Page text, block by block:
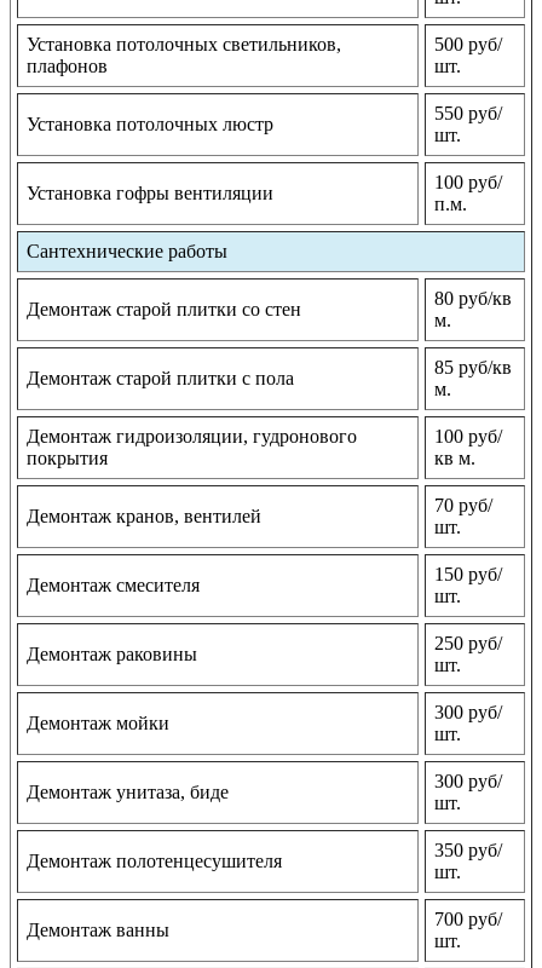
Установка потолочных светильников,
плафонов
500 руб/
шт.
Установка потолочных люстр
550 руб/
шт.
Установка гофры вентиляции
100 руб/
п.м.
Сантехнические работы
Демонтаж старой плитки со стен
80 руб/кв
м.
Демонтаж старой плитки с пола
85 руб/кв
м.
Демонтаж гидроизоляции, гудронового
покрытия
100 руб/
кв м.
Демонтаж кранов, вентилей
70 руб/
шт.
Демонтаж смесителя
150 руб/
шт.
Демонтаж раковины
250 руб/
шт.
Демонтаж мойки
300 руб/
шт.
Демонтаж унитаза, биде
300 руб/
шт.
Демонтаж полотенцесушителя
350 руб/
шт.
Демонтаж ванны
700 руб/
шт.